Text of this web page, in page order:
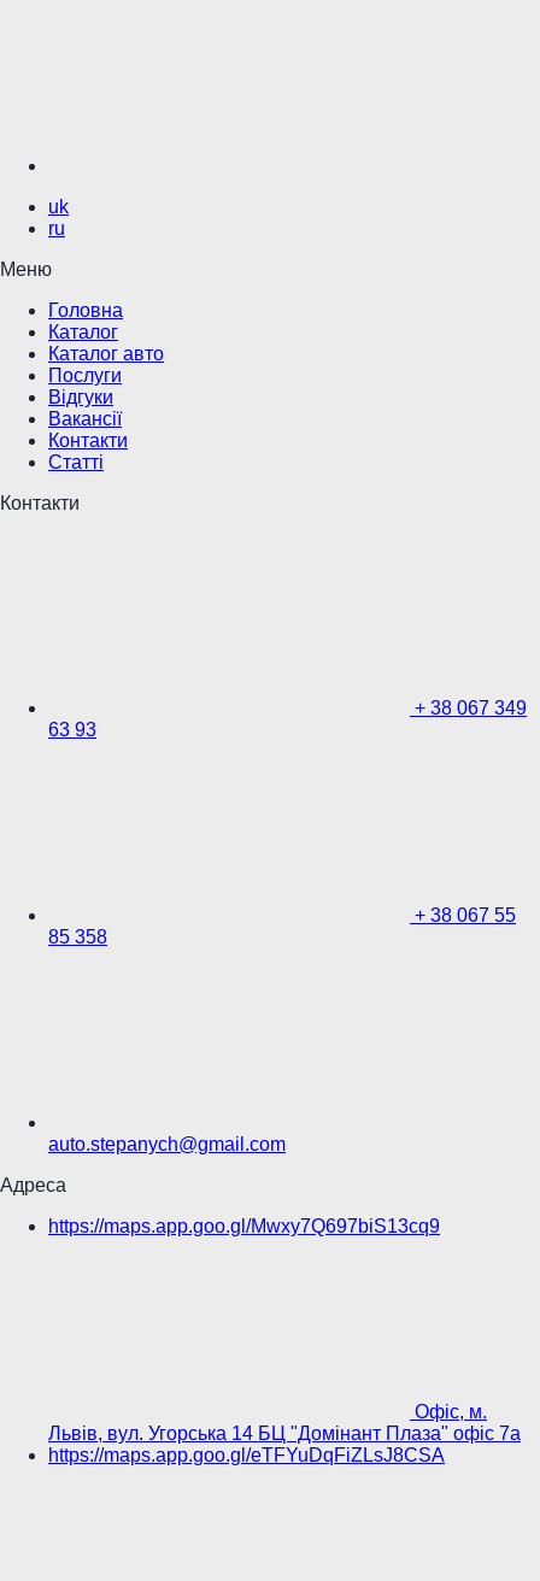
uk
ru
Меню
Головна
Каталог
Каталог авто
Послуги
Відгуки
Вакансії
Контакти
Статті
Контакти
+ 38 067 349
63 93
+ 38 067 55
85 358
auto.stepanych@gmail.com
Адреса
https://maps.app.goo.gl/Mwxy7Q697biS13cq9
Офіс, м.
Львів, вул. Угорська 14 БЦ "Домінант Плаза" офіс 7а
https://maps.app.goo.gl/eTFYuDqFiZLsJ8CSA